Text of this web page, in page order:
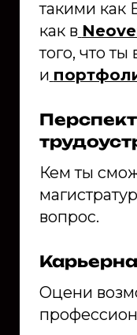
такими как
как в
того, что
и
Кем ты
вопрос.
Оцени